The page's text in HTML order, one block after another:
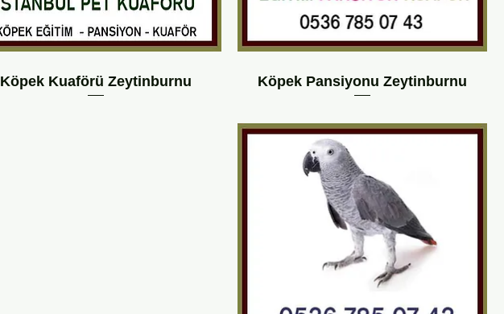
Köpek Pansiyonu Zeytinburnu
Köpek Kuaförü Zeytinburnu